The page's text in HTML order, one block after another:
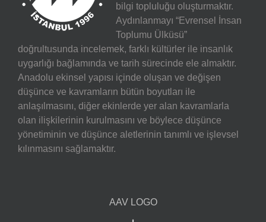
bilgi topluluğu oluşturmaktır.
Aydınlanmayı “Evrensel İnsan
Toplumu Ülküsü”
doğrultusunda incelemek, farklı kültürler ile insanlık
uygarlığı bağlamında ve tarih sürecinde ele almaktır.
Anadolu ekinsel yapısı içinde oluşan ve değişen
düşünce ve kavramların bütün boyutları ile
anlaşılmasını, diğer ekinlerde yer alan kavramlarla
olan ilişkilerinin kurulmasını ve böylece düşünce
yönetiminin ve düşünce aletlerinin tanımlı ve işlevsel
kılınmasını sağlamaktır.
AAV LOGO